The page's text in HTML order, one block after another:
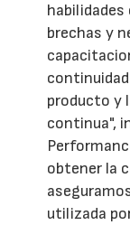
brechas y
continuidad
producto y
continua",
obtener la
utilizada